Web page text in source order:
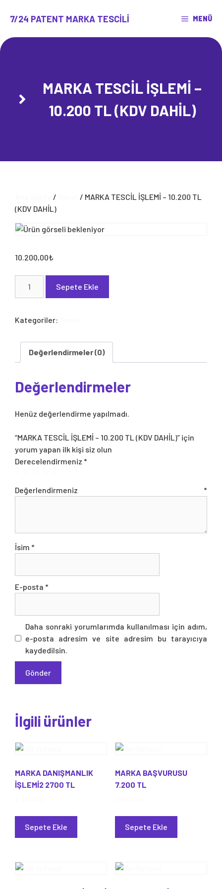
atla7/24 PATENT MARKA TESCILI MENÜ
MARKA TESCİL İŞLEMİ –
10.200 TL (KDV DAHİL)
/
/ MARKA TESCİL İŞLEMİ – 10.200 TL
(KDV DAHİL)
10.200,00₺
TESCİL
-
TL
(KDV
DAHİL)
Sepete Ekle
Kategoriler:
Değerlendirmeler (0)
Değerlendirmeler
Henüz değerlendirme yapılmadı.
“MARKA TESCİL İŞLEMİ – 10.200 TL (KDV DAHİL)” için
yorum yapan ilk kişi siz olun
Derecelendirmeniz *
Değerlendirmeniz *
İsim *
E-posta *
Daha sonraki yorumlarımda kullanılması için adım,
e-posta adresim ve site adresim bu tarayıcıya
kaydedilsin.
İlgili ürünler
MARKA DANIŞMANLIK
İŞLEMİ2 2700 TL
Sepete Ekle
MARKA BAŞVURUSU
7.200 TL
Sepete Ekle